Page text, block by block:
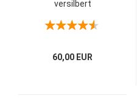
versilbert
60,00 EUR